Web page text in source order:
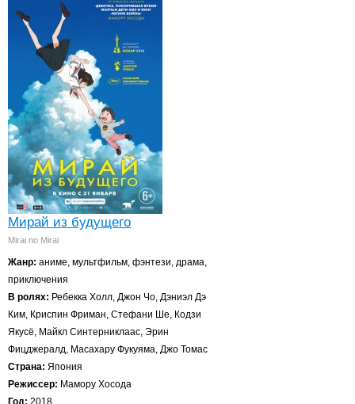
Мирай из будущего
Mirai no Mirai
Жанр: аниме, мультфильм, фэнтези, драма,
приключения
В ролях: Ребекка Холл, Джон Чо, Дэниэл Дэ
Ким, Криспин Фриман, Стефани Ше, Кодзи
Якусё, Майкл Синтерниклаас, Эрин
Фицджералд, Масахару Фукуяма, Джо Томас
Страна: Япония
Режиссер: Мамору Хосода
Год: 2018